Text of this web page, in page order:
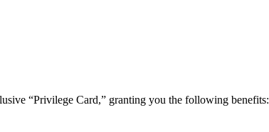
“Privilege Card,” granting you the following benefits: